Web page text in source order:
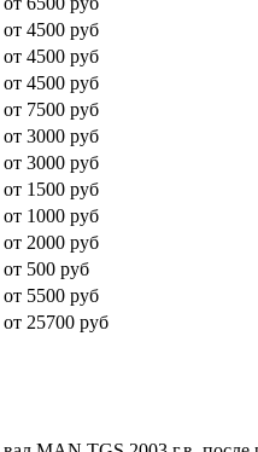
от 4500 руб
от 4500 руб
от 4500 руб
от 7500 руб
от 3000 руб
от 3000 руб
от 1500 руб
от 1000 руб
от 2000 руб
от 500 руб
от 5500 руб
от 25700 руб